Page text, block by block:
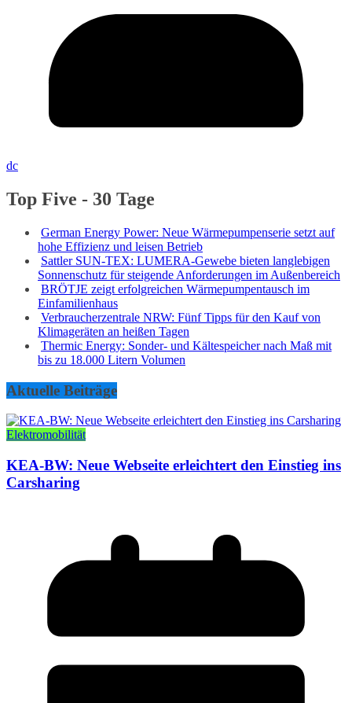
dc
Top Five - 30 Tage
German Energy Power: Neue Wärmepumpenserie setzt auf
hohe Effizienz und leisen Betrieb
Sattler SUN-TEX: LUMERA-Gewebe bieten langlebigen
Sonnenschutz für steigende Anforderungen im Außenbereich
BRÖTJE zeigt erfolgreichen Wärmepumpentausch im
Einfamilienhaus
Verbraucherzentrale NRW: Fünf Tipps für den Kauf von
Klimageräten an heißen Tagen
Thermic Energy: Sonder- und Kältespeicher nach Maß mit
bis zu 18.000 Litern Volumen
Aktuelle Beiträge
Elektromobilität
KEA-BW: Neue Webseite erleichtert den Einstieg ins
Carsharing